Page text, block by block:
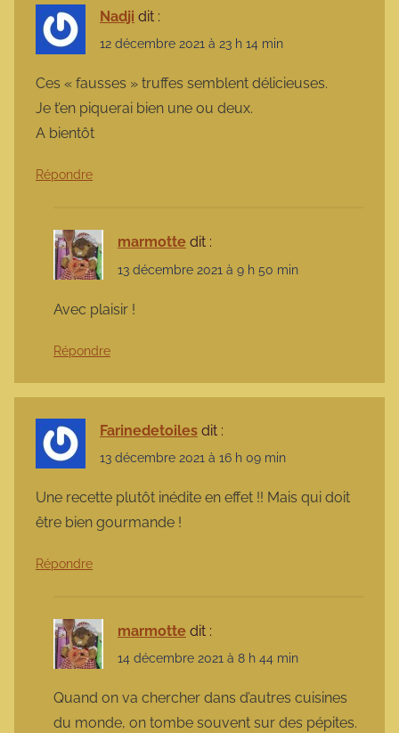
Nadji dit :
12 décembre 2021 à 23 h 14 min
Ces « fausses » truffes semblent délicieuses.
Je t’en piquerai bien une ou deux.
A bientôt
Répondre
marmotte dit :
13 décembre 2021 à 9 h 50 min
Avec plaisir !
Répondre
Farinedetoiles dit :
13 décembre 2021 à 16 h 09 min
Une recette plutôt inédite en effet !! Mais qui doit
être bien gourmande !
Répondre
marmotte dit :
14 décembre 2021 à 8 h 44 min
Quand on va chercher dans d’autres cuisines
du monde, on tombe souvent sur des pépites.